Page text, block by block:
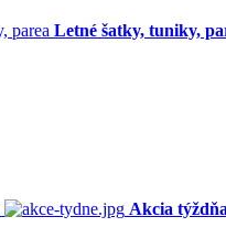
Letné šatky, tuniky,
Akcia týždňa